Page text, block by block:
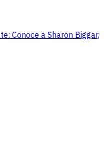
Conoce a Sharon Biggar,